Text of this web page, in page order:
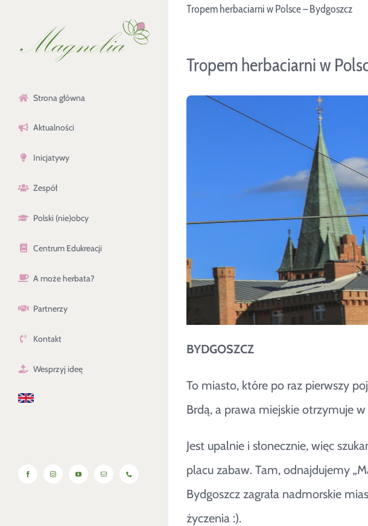
Strona główna
Aktualności
Inicjatywy
Zespół
Polski (nie)obcy
Centrum Edukreacji
A może herbata?
Partnerzy
Kontakt
Wesprzyj ideę
Facebook Instagram YouTube Email
Tropem herbaciarni w Polsce – Bydgoszcz
Tropem herbaciarni w
BYDGOSZCZ
To miasto, które po raz pierwszy
Brdą, a prawa miejskie otrzymuje w
Jest upalnie i słonecznie, więc
placu zabaw. Tam, odnajdujemy
Bydgoszcz zagrała nadmorskie
życzenia :).